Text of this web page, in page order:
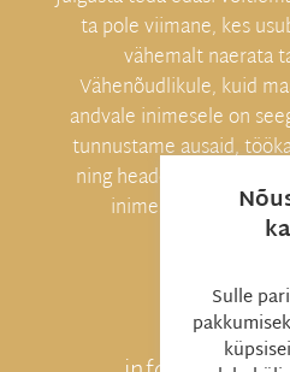
ta pole viimane, kes
vähemalt naerata
Vähenõudlikule, kuid
andvale inimesele on
tunnustame ausaid,
ning heade
inimeste õlgadel

Sulle